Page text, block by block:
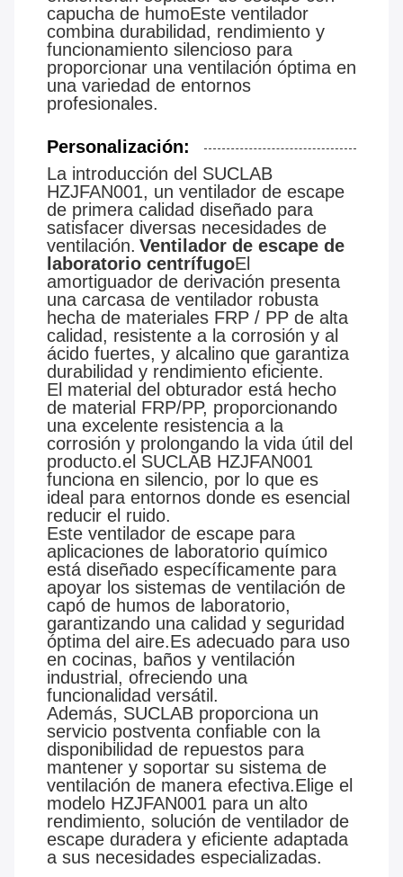
capucha de humoEste ventilador
combina durabilidad, rendimiento y
funcionamiento silencioso para
proporcionar una ventilación óptima en
una variedad de entornos
profesionales.
Personalización:
La introducción del SUCLAB
HZJFAN001, un ventilador de escape
de primera calidad diseñado para
satisfacer diversas necesidades de
ventilación. Ventilador de escape de
laboratorio centrífugoEl
amortiguador de derivación presenta
una carcasa de ventilador robusta
hecha de materiales FRP / PP de alta
calidad, resistente a la corrosión y al
ácido fuertes, y alcalino que garantiza
durabilidad y rendimiento eficiente.
El material del obturador está hecho
de material FRP/PP, proporcionando
una excelente resistencia a la
corrosión y prolongando la vida útil del
producto.el SUCLAB HZJFAN001
funciona en silencio, por lo que es
ideal para entornos donde es esencial
reducir el ruido.
Este ventilador de escape para
aplicaciones de laboratorio químico
está diseñado específicamente para
apoyar los sistemas de ventilación de
capó de humos de laboratorio,
garantizando una calidad y seguridad
óptima del aire.Es adecuado para uso
en cocinas, baños y ventilación
industrial, ofreciendo una
funcionalidad versátil.
Además, SUCLAB proporciona un
servicio postventa confiable con la
disponibilidad de repuestos para
mantener y soportar su sistema de
ventilación de manera efectiva.Elige el
modelo HZJFAN001 para un alto
rendimiento, solución de ventilador de
escape duradera y eficiente adaptada
a sus necesidades especializadas.